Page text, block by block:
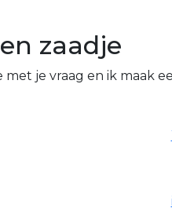
zaadje
je vraag en ik maak